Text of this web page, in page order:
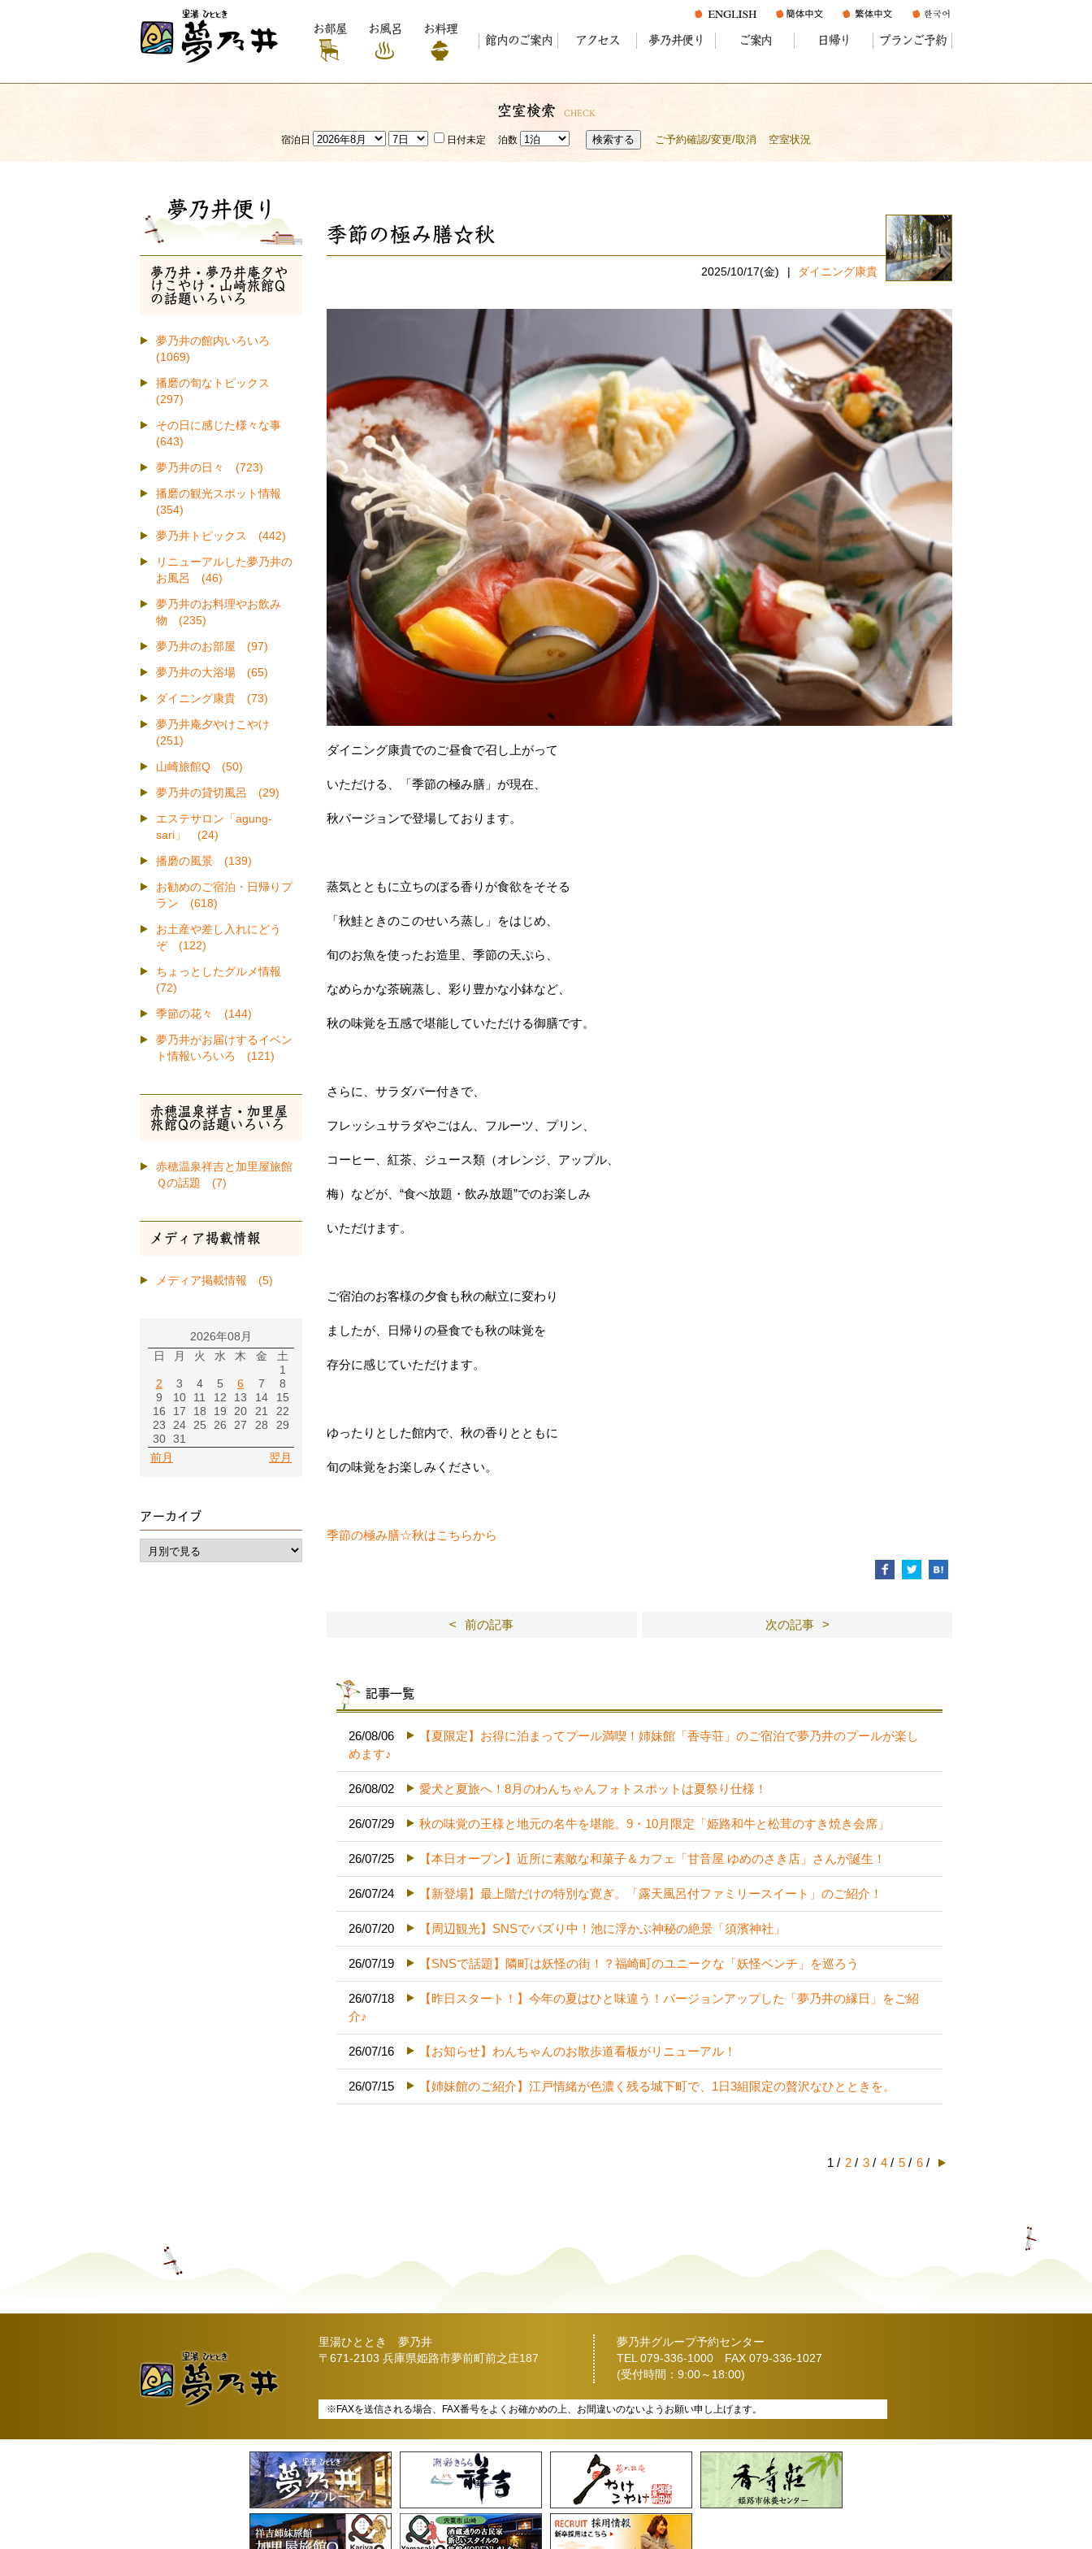
お部屋 お風呂
お料理
館内のご案内
アクセス 夢乃井便り ご案内 日帰り プランご予約
空室検索 CHECK
宿泊日 日付未定 泊数 検索する ご予約確認/変更/取消 空室状況
夢乃井便り
季節の極み膳☆秋
2025/10/17(金) ダイニング康貴
ダイニング康貴でのご昼食で召し上がって
いただける、「季節の極み膳」が現在、
秋バージョンで登場しております。
蒸気とともに立ちのぼる香りが食欲をそそる
「秋鮭ときのこのせいろ蒸し」をはじめ、
旬のお魚を使ったお造里、季節の天ぷら、
なめらかな茶碗蒸し、彩り豊かな小鉢など、
秋の味覚を五感で堪能していただける御膳です。
さらに、サラダバー付きで、
フレッシュサラダやごはん、フルーツ、プリン、
コーヒー、紅茶、ジュース類（オレンジ、アップル、
梅）などが、“食べ放題・飲み放題”でのお楽しみ
いただけます。
ご宿泊のお客様の夕食も秋の献立に変わり
ましたが、日帰りの昼食でも秋の味覚を
存分に感じていただけます。
ゆったりとした館内で、秋の香りとともに
旬の味覚をお楽しみください。
季節の極み膳☆秋はこちらから
前の記事 次の記事
記事一覧
26/08/06
【夏限定】お得に泊まってプール満喫！姉妹館「香寺荘」のご宿泊で夢乃井のプールが楽し
めます♪
26/08/02 愛犬と夏旅へ！8月のわんちゃんフォトスポットは夏祭り仕様！
26/07/29 秋の味覚の王様と地元の名牛を堪能。9・10月限定「姫路和牛と松茸のすき焼き会席」
26/07/25 【本日オープン】近所に素敵な和菓子＆カフェ「甘音屋 ゆめのさき店」さんが誕生！
26/07/24 【新登場】最上階だけの特別な寛ぎ。「露天風呂付ファミリースイート」のご紹介！
26/07/20 【周辺観光】SNSでバズり中！池に浮かぶ神秘の絶景「須濱神社」
26/07/19 【SNSで話題】隣町は妖怪の街！？福崎町のユニークな「妖怪ベンチ」を巡ろう
26/07/18
【昨日スタート！】今年の夏はひと味違う！バージョンアップした「夢乃井の縁日」をご紹
介♪
26/07/16 【お知らせ】わんちゃんのお散歩道看板がリニューアル！
26/07/15 【姉妹館のご紹介】江戸情緒が色濃く残る城下町で、1日3組限定の贅沢なひとときを。
1 / 2 / 3 / 4 / 5 / 6 /
夢乃井・夢乃井庵夕や
けこやけ・山崎旅館Q
の話題いろいろ
夢乃井の館内いろいろ
(1069)
播磨の旬なトピックス
(297)
その日に感じた様々な事
(643)
夢乃井の日々 (723)
播磨の観光スポット情報
(354)
夢乃井トピックス (442)
リニューアルした夢乃井の
お風呂 (46)
夢乃井のお料理やお飲み
物 (235)
夢乃井のお部屋 (97)
夢乃井の大浴場 (65)
ダイニング康貴 (73)
夢乃井庵夕やけこやけ
(251)
山崎旅館Q (50)
夢乃井の貸切風呂 (29)
エステサロン「agung-
sari」 (24)
播磨の風景 (139)
お勧めのご宿泊・日帰りプ
ラン (618)
お土産や差し入れにどう
ぞ (122)
ちょっとしたグルメ情報
(72)
季節の花々 (144)
夢乃井がお届けするイベン
ト情報いろいろ (121)
赤穂温泉祥吉・加里屋
旅館Qの話題いろいろ
赤穂温泉祥吉と加里屋旅館
Ｑの話題 (7)
メディア掲載情報
メディア掲載情報 (5)
2026年08月
日
月 火 水 木 金
土
1
2
3 4 5 6 7
8
9
10 11 12 13 14
15
16
17 18 19 20 21
22
23
24 25 26 27 28
29
30
31
前月
翌月
アーカイブ
里湯ひととき 夢乃井
〒671-2103 兵庫県姫路市夢前町前之庄187
夢乃井グループ予約センター
TEL079-336-1000 FAX 079-336-1027
(受付時間：9:00～18:00)
※FAXを送信される場合、FAX番号をよくお確かめの上、お間違いのないようお願い申し上げます。